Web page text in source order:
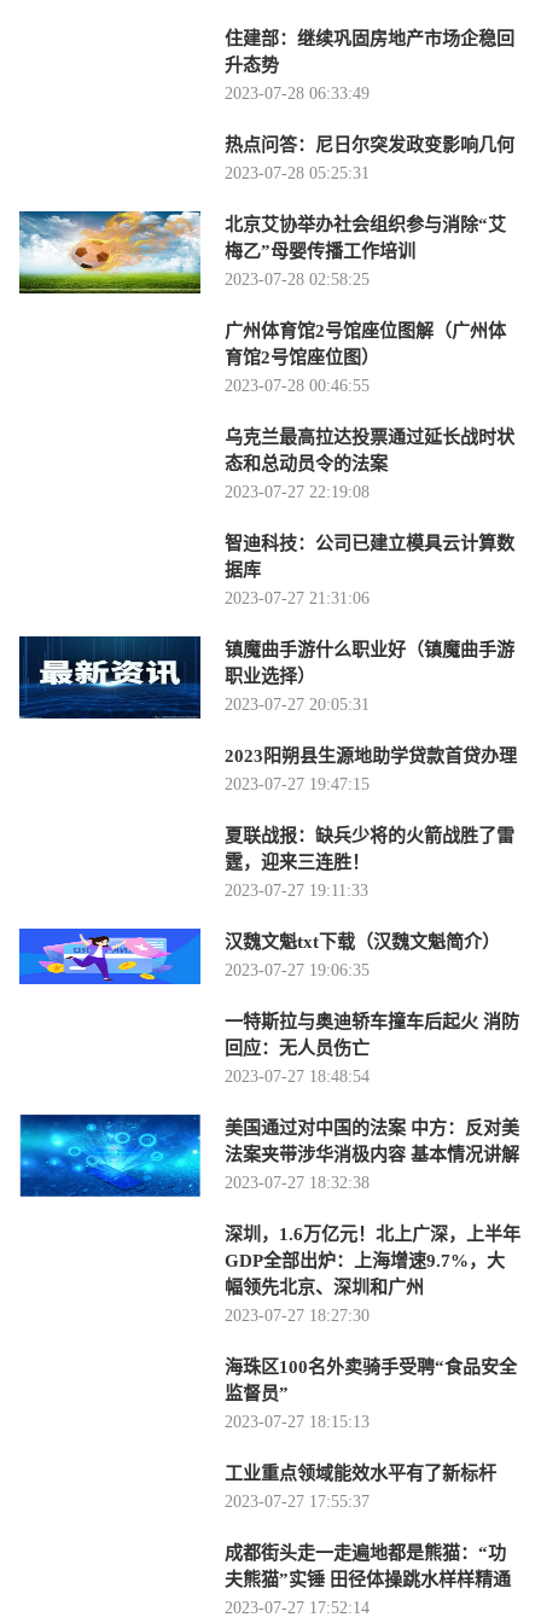
住建部：继续巩固房地产市场企稳回
升态势
2023-07-28 06:33:49
热点问答：尼日尔突发政变影响几何
2023-07-28 05:25:31
北京艾协举办社会组织参与消除“艾
梅乙”母婴传播工作培训
2023-07-28 02:58:25
广州体育馆2号馆座位图解（广州体
育馆2号馆座位图）
2023-07-28 00:46:55
乌克兰最高拉达投票通过延长战时状
态和总动员令的法案
2023-07-27 22:19:08
智迪科技：公司已建立模具云计算数
据库
2023-07-27 21:31:06
镇魔曲手游什么职业好（镇魔曲手游
职业选择）
2023-07-27 20:05:31
2023阳朔县生源地助学贷款首贷办理
2023-07-27 19:47:15
夏联战报：缺兵少将的火箭战胜了雷
霆，迎来三连胜！
2023-07-27 19:11:33
汉魏文魁txt下载（汉魏文魁简介）
2023-07-27 19:06:35
一特斯拉与奥迪轿车撞车后起火 消防
回应：无人员伤亡
2023-07-27 18:48:54
美国通过对中国的法案 中方：反对美
法案夹带涉华消极内容 基本情况讲解
2023-07-27 18:32:38
深圳，1.6万亿元！北上广深，上半年
GDP全部出炉：上海增速9.7%，大
幅领先北京、深圳和广州
2023-07-27 18:27:30
海珠区100名外卖骑手受聘“食品安全
监督员”
2023-07-27 18:15:13
工业重点领域能效水平有了新标杆
2023-07-27 17:55:37
成都街头走一走遍地都是熊猫：“功
夫熊猫”实锤 田径体操跳水样样精通
2023-07-27 17:52:14